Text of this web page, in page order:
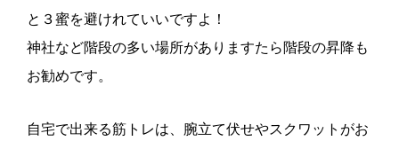
と３蜜を避けれていいですよ！
神社など階段の多い場所がありますたら階段の昇降も
お勧めです。
自宅で出来る筋トレは、腕立て伏せやスクワットがお